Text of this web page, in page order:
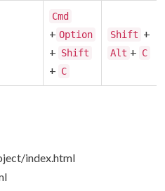
Cmd
+ Option
+ Shift
+ C
Shift +
Alt + C
index.html